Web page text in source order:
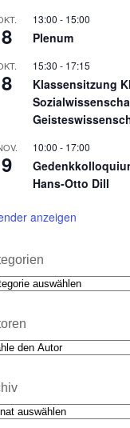
8
13:00 - 15:00
Plenum
8
15:30 - 17:15
Klassensitzung
9
10:00 - 17:00
Hans-Otto Dill
anzeigen